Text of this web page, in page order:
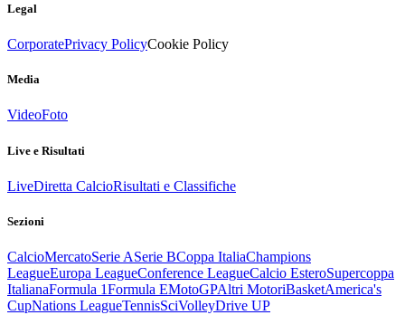
Legal
CorporatePrivacy PolicyCookie Policy
Media
VideoFoto
Live e Risultati
LiveDiretta CalcioRisultati e Classifiche
Sezioni
CalcioMercatoSerie ASerie BCoppa ItaliaChampions
LeagueEuropa LeagueConference LeagueCalcio EsteroSupercoppa
ItalianaFormula 1Formula EMotoGPAltri MotoriBasketAmerica's
CupNations LeagueTennisSciVolleyDrive UP